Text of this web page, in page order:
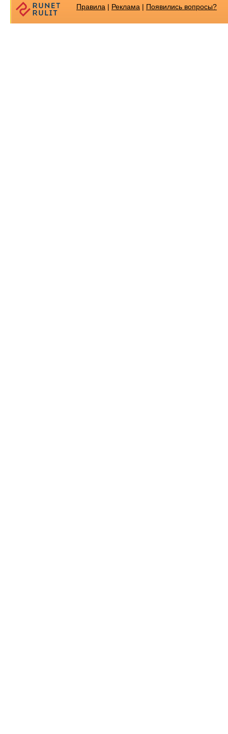
Правила | Реклама | Появилиcь вопросы?